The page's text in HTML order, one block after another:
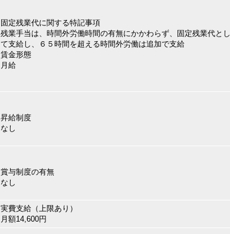
固定残業代に関する特記事項
残業手当は、時間外労働時間の有無にかかわらず、固定残業代とし
て支給し、６５時間を超える時間外労働は追加で支給
賃金形態
月給
昇給制度
なし
賞与制度の有無
なし
実費支給（上限あり）
月額14,600円